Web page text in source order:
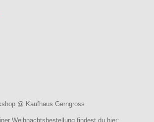
@ Kaufhaus Gerngross
Weihnachtsbestellung findest du hier: